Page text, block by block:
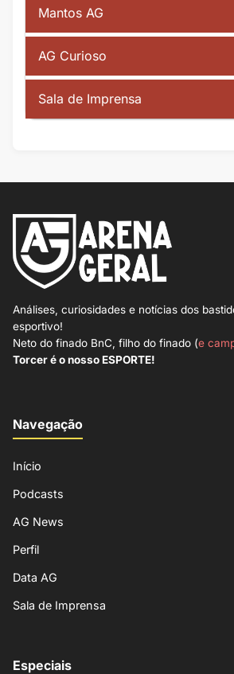
Mantos AG
AG Curioso
Sala de Imprensa
Análises, curiosidades e notícias dos
esportivo!
Neto do finado BnC, filho do finado (e
Torcer é o nosso ESPORTE!
Navegação
Início
Podcasts
AG News
Perfil
Data AG
Sala de Imprensa
Especiais